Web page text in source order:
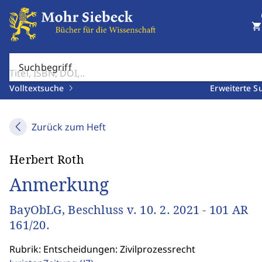
Suchbegriff
Volltextsuche Erweiterte
shopping_cart
Zurück zum Heft
Herbert Roth
Anmerkung
BayObLG, Beschluss v. 10. 2. 2021 - 101 AR
161/20.
Rubrik: Entscheidungen: Zivilprozessrecht